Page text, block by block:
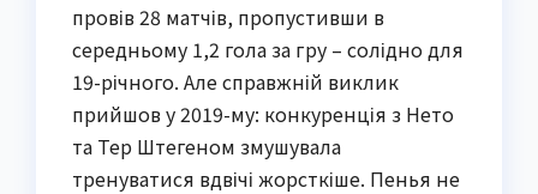
провів 28 матчів, пропустивши в
середньому 1,2 гола за гру – солідно для
19-річного. Але справжній виклик
прийшов у 2019-му: конкуренція з Нето
та Тер Штегеном змушувала
тренуватися вдвічі жорсткіше. Пенья не